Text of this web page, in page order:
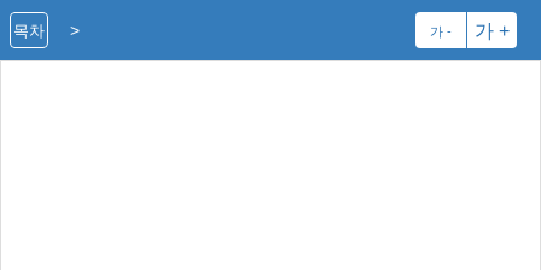
> 가 - 가 +
목차